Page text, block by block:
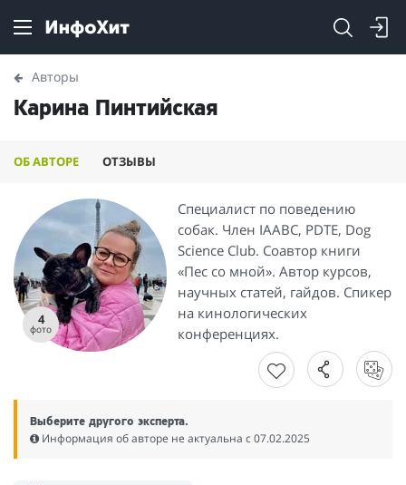
Авторы
Карина Пинтийская
ОБ АВТОРЕ ОТЗЫВЫ
4
фото
Специалист по поведению
собак. Член IAABC, PDTE, Dog
Science Club. Соавтор книги
«Пес со мной». Автор курсов,
научных статей, гайдов. Спикер
на кинологических
конференциях.
Выберите другого эксперта.
Информация об авторе не актуальна c 07.02.2025